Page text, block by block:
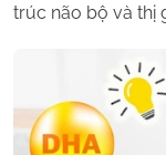
trúc não bộ và thị